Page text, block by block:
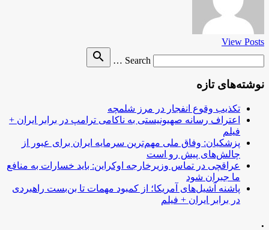
View Posts
Search …
search
نوشته‌های تازه
تکذیب وقوع انفجار در مرز شلمچه
اعتراف رسانه صهیونیستی به ناکامی ترامپ در برابر ایران +
فیلم
پزشکیان: وفاق ملی مهم‌ترین سرمایه ایران برای عبور از
چالش‌های پیش رو است
عراقچی در تماس وزیرخارجه اوکراین: باید خسارات به منافع
ما جبران شود
پاشنه آشیل‌های آمریکا؛ از کمبود مهمات تا بن‌بست راهبردی
در برابر ایران + فیلم
.